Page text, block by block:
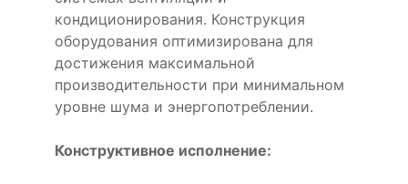
кондиционирования. Конструкция
оборудования оптимизирована для
достижения максимальной
производительности при минимальном
уровне шума и энергопотреблении.
Конструктивное исполнение: